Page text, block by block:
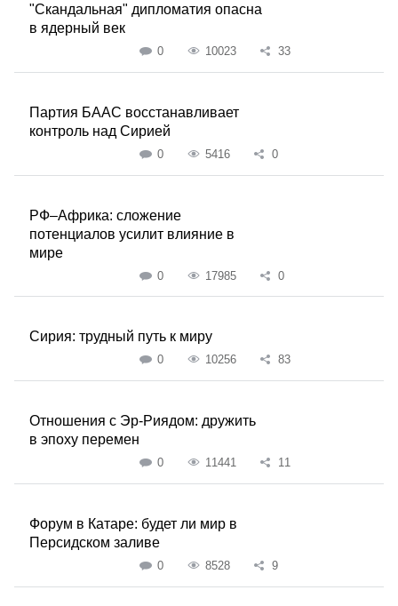
"Скандальная" дипломатия опасна
в ядерный век
0 10023 33
Партия БААС восстанавливает
контроль над Сирией
0 5416 0
РФ–Африка: сложение
потенциалов усилит влияние в
мире
0 17985 0
Сирия: трудный путь к миру
0 10256 83
Отношения с Эр-Риядом: дружить
в эпоху перемен
0 11441 11
Форум в Катаре: будет ли мир в
Персидском заливе
0 8528 9